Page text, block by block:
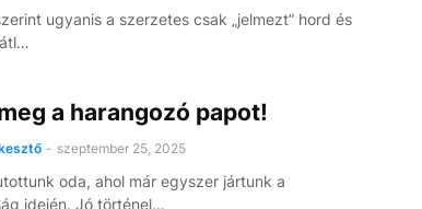
ugyanis a szerzetes csak „jelmezt” hord és
a harangozó papot!
- szeptember 25, 2025
oda, ahol már egyszer jártunk a
idején. Jó történel…